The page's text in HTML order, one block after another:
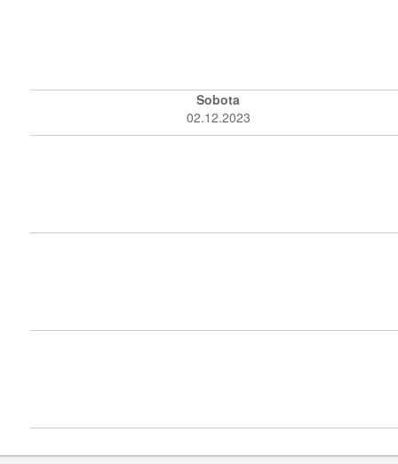
Sobota
02.12.2023